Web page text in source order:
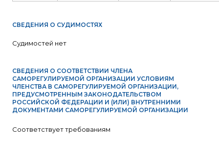
СВЕДЕНИЯ О СУДИМОСТЯХ
Судимостей нет
СВЕДЕНИЯ О СООТВЕТСТВИИ ЧЛЕНА
САМОРЕГУЛИРУЕМОЙ ОРГАНИЗАЦИИ УСЛОВИЯМ
ЧЛЕНСТВА В САМОРЕГУЛИРУЕМОЙ ОРГАНИЗАЦИИ,
ПРЕДУСМОТРЕННЫМ ЗАКОНОДАТЕЛЬСТВОМ
РОССИЙСКОЙ ФЕДЕРАЦИИ И (ИЛИ) ВНУТРЕННИМИ
ДОКУМЕНТАМИ САМОРЕГУЛИРУЕМОЙ ОРГАНИЗАЦИИ
Соответствует требованиям